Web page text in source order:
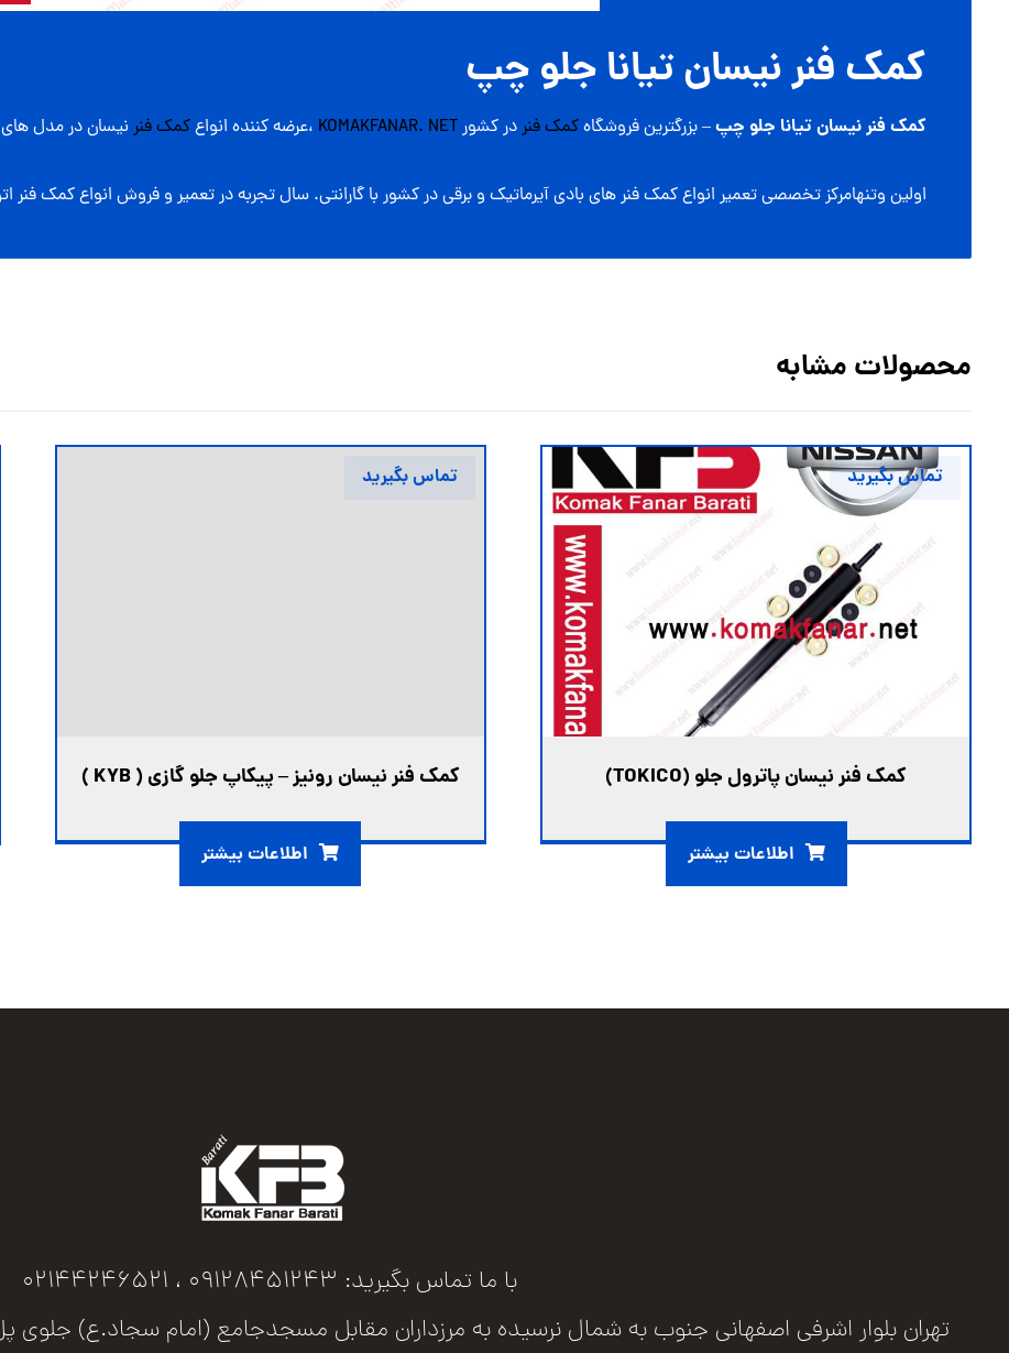
کمک فنر نیسان تیانا جلو چپ
کمک فنر نیسان تیانا جلو چپ– بزرگترین فروشگاهکمک فنردر کشورKOMAKFANAR. NET ،عرضه کننده انواعکمک فنرنیسان در مدل
اولین وتنهامرکز تخصصی تعمیر انواع کمک فنر های بادی آیرماتیک و برقی در کشور با گارانتی. سال تجربه در تعمیر و فروش انواع کمک فنر
محصولات مشابه
کمک فنر نیسان پاترول جلو (TOKICO)
تماس بگیرید
اطلاعات بیشتر
کمک فنر نیسان رونیز – پیکاپ جلو گازی ( KYB )
تماس بگیرید
اطلاعات بیشتر
با ما تماس بگیرید: 09128451243 ، 02144246521
تهران بلوار اشرفی اصفهانی جنوب به شمال نرسیده به مرزداران مقابل مسجدجامع (امام سجاد.ع) جلوی پل عابرپیاده پلاک 73